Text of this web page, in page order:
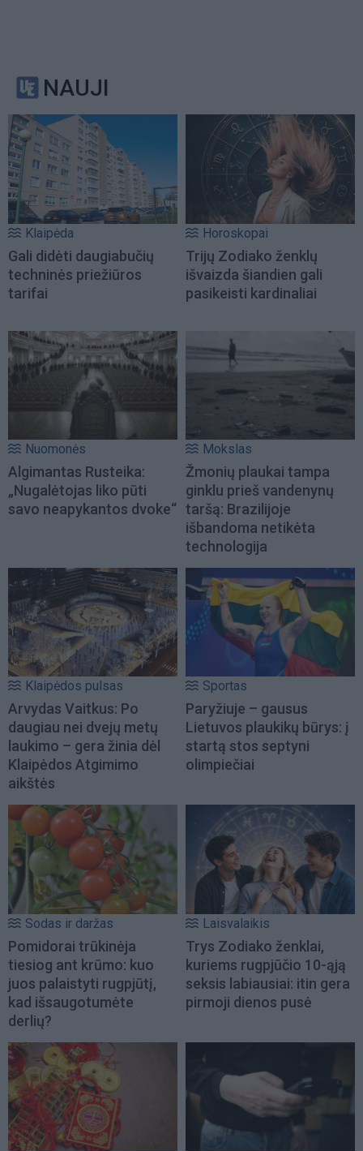
NAUJI
Klaipėda
Gali didėti daugiabučių
techninės priežiūros
tarifai
Horoskopai
Trijų Zodiako ženklų
išvaizda šiandien gali
pasikeisti kardinaliai
Nuomonės
Algimantas Rusteika:
„Nugalėtojas liko pūti
savo neapykantos dvoke“
Mokslas
Žmonių plaukai tampa
ginklu prieš vandenynų
taršą: Brazilijoje
išbandoma netikėta
technologija
Klaipėdos pulsas
Arvydas Vaitkus: Po
daugiau nei dvejų metų
laukimo – gera žinia dėl
Klaipėdos Atgimimo
aikštės
Sportas
Paryžiuje – gausus
Lietuvos plaukikų būrys: į
startą stos septyni
olimpiečiai
Sodas ir daržas
Pomidorai trūkinėja
tiesiog ant krūmo: kuo
juos palaistyti rugpjūtį,
kad išsaugotumėte
derlių?
Laisvalaikis
Trys Zodiako ženklai,
kuriems rugpjūčio 10-ąją
seksis labiausiai: itin gera
pirmoji dienos pusė